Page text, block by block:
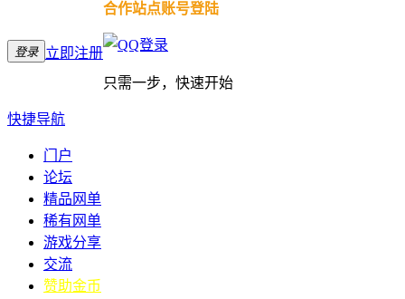
登录 立即注册
合作站点账号登陆
只需一步，快速开始
快捷导航
门户
论坛
精品网单
稀有网单
游戏分享
交流
赞助金币